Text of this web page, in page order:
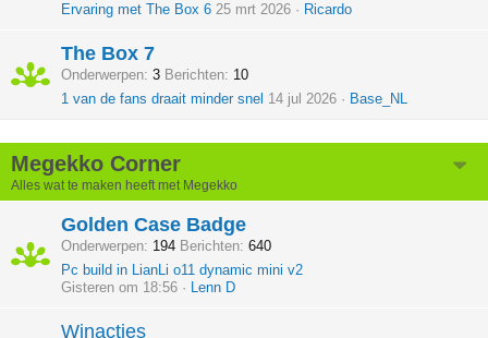
Ervaring met The Box 6 25 mrt 2026 Ricardo
The Box 7
Onderwerpen 3 Berichten 10
1 van de fans draait minder snel 14 jul 2026 Base_NL
Megekko Corner
Alles wat te maken heeft met Megekko
Golden Case Badge
Onderwerpen 194 Berichten 640
Pc build in LianLi o11 dynamic mini v2
Gisteren om 18:56
Lenn D
Winacties